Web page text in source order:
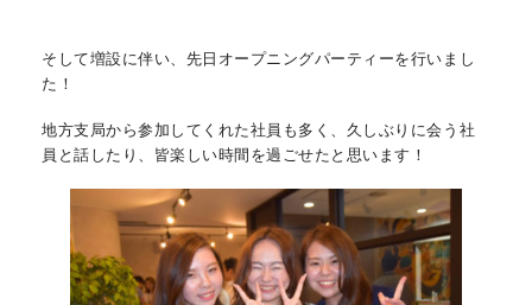
そして増設に伴い、先日オープニングパーティーを行いまし
た！
地方支局から参加してくれた社員も多く、久しぶりに会う社
員と話したり、皆楽しい時間を過ごせたと思います！